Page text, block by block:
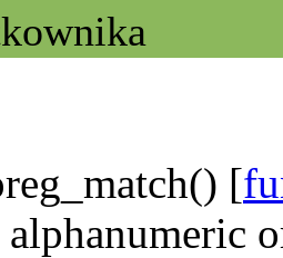
[